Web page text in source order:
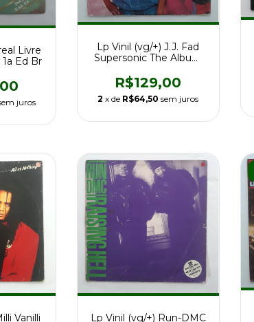
Livre
Ed Br
juros
Lp Vinil (vg/+) J.J. Fad
Supersonic The Album
R$129,00
2 x de R$64,50 sem juros
Vanilli
Lp Vinil (vg/+) Run-DMC